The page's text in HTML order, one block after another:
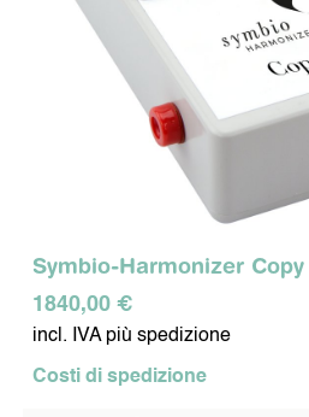
Symbio-Harmonizer
1840,00 €
incl. IVA più spedizione
Costi di spedizione